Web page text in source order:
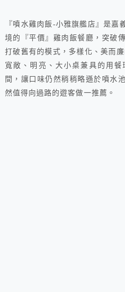
『噴水雞肉飯-小雅旗艦店』是嘉
境的『平價』雞肉飯餐廳，突破
打破舊有的模式，多樣化、美而
寬敞、明亮、大小桌兼具的用
間，讓口味仍然稍稍略遜於噴水
然值得向過路的遊客做一推薦。